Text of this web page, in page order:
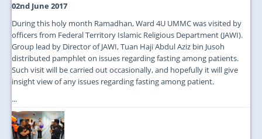
02nd June 2017
During this holy month Ramadhan, Ward 4U UMMC was visited by
officers from Federal Territory Islamic Religious Department (JAWI).
Group lead by Director of JAWI, Tuan Haji Abdul Aziz bin Jusoh
distributed pamphlet on issues regarding fasting among patients.
Such visit will be carried out occasionally, and hopefully it will give
insight view of any issues regarding fasting among patient.
...